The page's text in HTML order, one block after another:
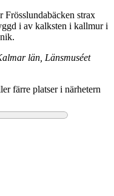
Frösslundabäcken strax
i av kalksten i kallmur i
län, Länsmuséet
färre platser i närhetern